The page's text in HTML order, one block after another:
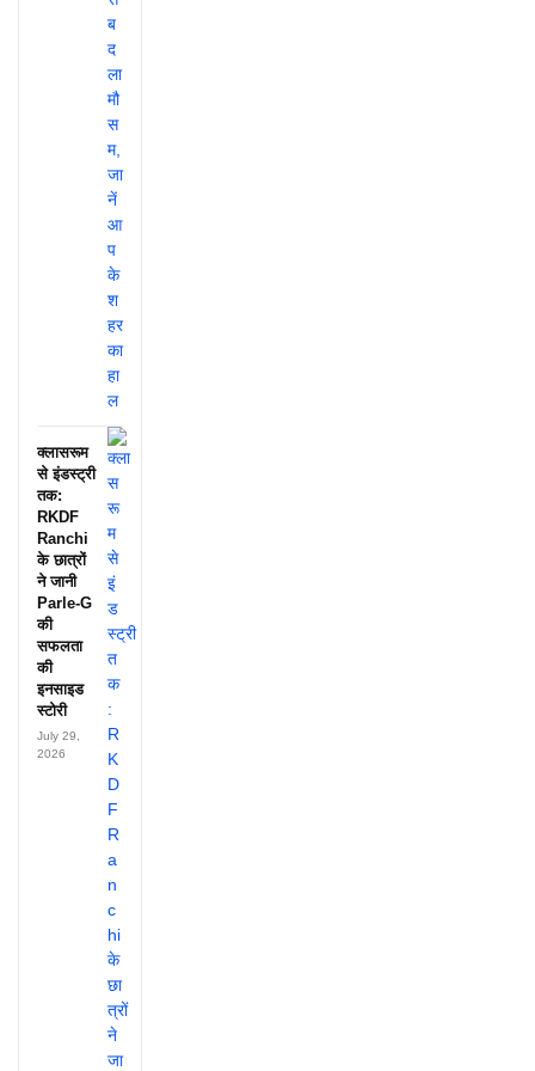
क्लासरूम
से इंडस्ट्री
तक:
RKDF
Ranchi
के छात्रों
ने जानी
Parle-G
की
सफलता
की
इनसाइड
स्टोरी
July 29,
2026